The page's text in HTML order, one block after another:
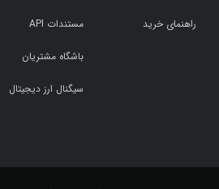
راهنمای خرید مستندات API
باشگاه مشتریان
سیگنال ارز دیجیتال